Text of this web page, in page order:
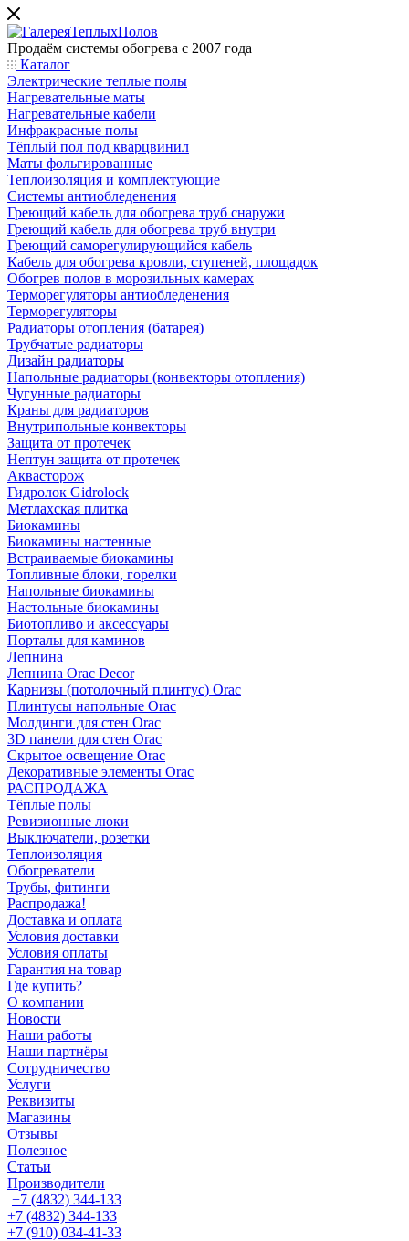
Продаём системы обогрева с 2007 года
Каталог
Электрические теплые полы
Нагревательные маты
Нагревательные кабели
Инфракрасные полы
Тёплый пол под кварцвинил
Маты фольгированные
Теплоизоляция и комплектующие
Системы антиобледенения
Греющий кабель для обогрева труб снаружи
Греющий кабель для обогрева труб внутри
Греющий саморегулирующийся кабель
Кабель для обогрева кровли, ступеней, площадок
Обогрев полов в морозильных камерах
Терморегуляторы антиобледенения
Терморегуляторы
Радиаторы отопления (батарея)
Трубчатые радиаторы
Дизайн радиаторы
Напольные радиаторы (конвекторы отопления)
Чугунные радиаторы
Краны для радиаторов
Внутрипольные конвекторы
Защита от протечек
Нептун защита от протечек
Аквасторож
Гидролок Gidrolock
Метлахская плитка
Биокамины
Биокамины настенные
Встраиваемые биокамины
Топливные блоки, горелки
Напольные биокамины
Настольные биокамины
Биотопливо и аксессуары
Порталы для каминов
Лепнина
Лепнина Orac Decor
Карнизы (потолочный плинтус) Orac
Плинтусы напольные Orac
Молдинги для стен Orac
3D панели для стен Orac
Скрытое освещение Orac
Декоративные элементы Orac
РАСПРОДАЖА
Тёплые полы
Ревизионные люки
Выключатели, розетки
Теплоизоляция
Обогреватели
Трубы, фитинги
Распродажа!
Доставка и оплата
Условия доставки
Условия оплаты
Гарантия на товар
Где купить?
О компании
Новости
Наши работы
Наши партнёры
Сотрудничество
Услуги
Реквизиты
Магазины
Отзывы
Полезное
Статьи
Производители
+7 (4832) 344-133
+7 (4832) 344-133
+7 (910) 034-41-33